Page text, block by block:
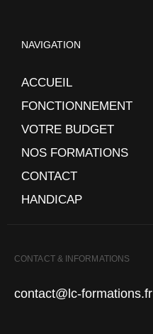
NAVIGATION
ACCUEIL
FONCTIONNEMENT
VOTRE BUDGET
NOS FORMATIONS
CONTACT
HANDICAP
CONTACT & INFORMATIONS
contact@lc-formations.fr